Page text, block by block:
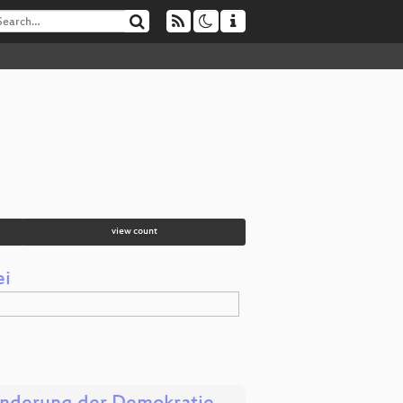
view count